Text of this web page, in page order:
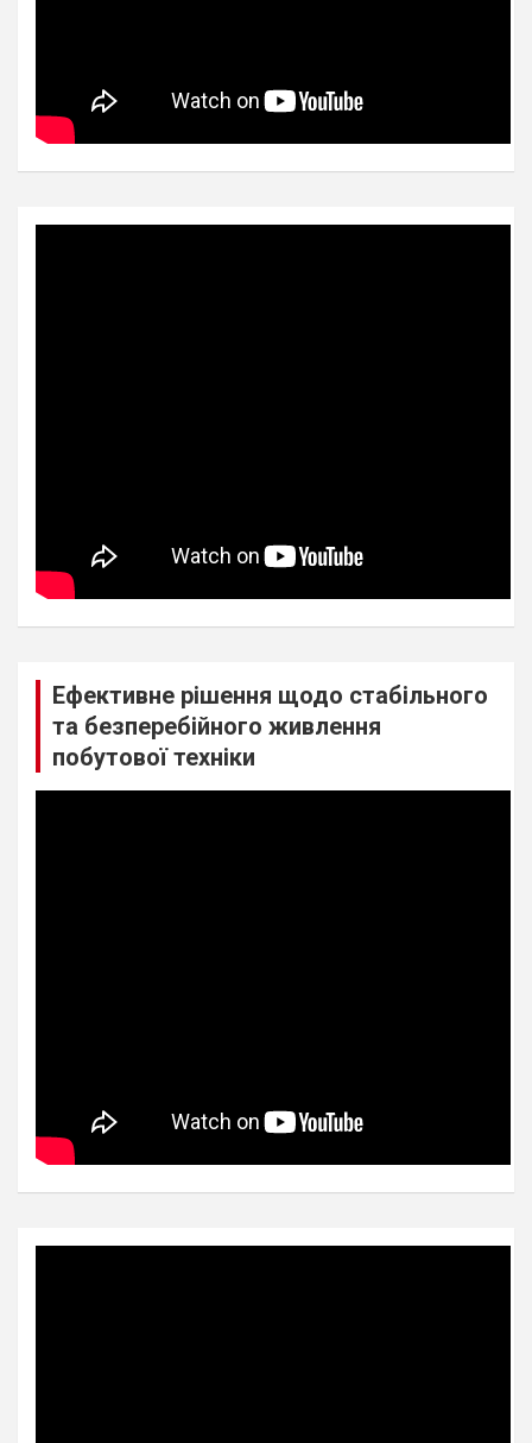
Ефективне рішення щодо стабільного
та безперебійного живлення
побутової техніки